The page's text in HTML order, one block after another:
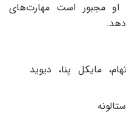
او مجبور است مهارت‌های
دهد.
مایکل پنا، دیوید